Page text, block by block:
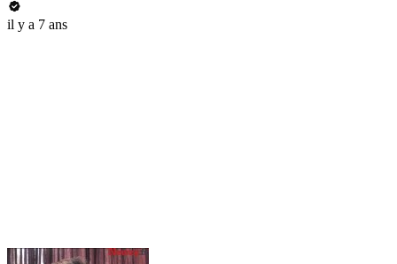
il y a 7 ans